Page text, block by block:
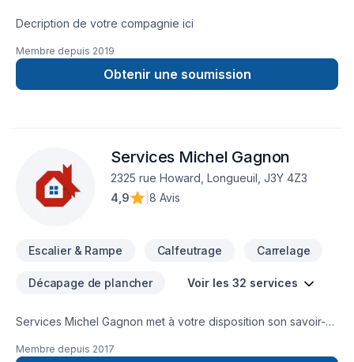
enjeux et de voir si notre approche correspond à vos
attentes.
Decription de votre compagnie ici
Membre depuis 2019
Obtenir une soumission
Services Michel Gagnon
2325 rue Howard, Longueuil, J3Y 4Z3
4,9
8 Avis
Escalier & Rampe Calfeutrage Carrelage
Décapage de plancher Voir les 32 services
Services Michel Gagnon met à votre disposition son savoir-
Démolition, Escalier et rampe, Gypse, Insonorisation, Isolation,
Membre depuis 2017